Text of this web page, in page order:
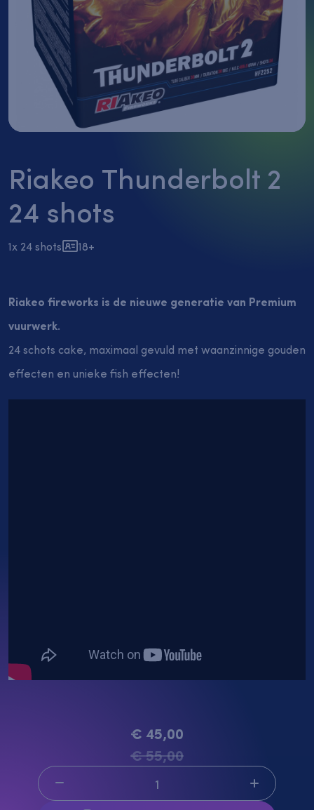
vuurwerk
België
Fonteinen
Flowerbeds
Thunderkings/Singleshots
Nieuw
Riakeo Thunderbolt 2
24 shots
1x 24 shots 18+
Riakeo fireworks is de nieuwe generatie van Premium
vuurwerk.
24 schots cake, maximaal gevuld met waanzinnige gouden
effecten en unieke fish effecten!
€ 45,00
€ 55,00